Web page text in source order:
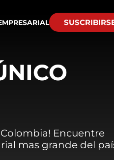
Encuentre
mas grande del